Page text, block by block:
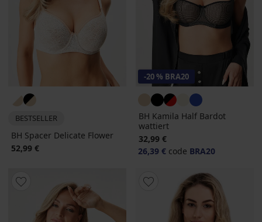
BESTSELLER
BH Spacer Delicate Flower
52,99 €
-20 % BRA20
BH Kamila Half Bardot
wattiert
32,99 €
26,39 € code BRA20